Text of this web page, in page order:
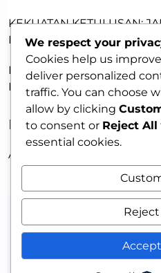
KEKUATAN KETULUSAN:
DAYA TARIK
PRIA MENARIK:
DENGAN KETULUSAN
RECENT COMMENTS
A WordPress Commenter
We respect your
Cookies help us
deliver personalized
traffic. You can choose
allow by clicking
to consent or Reject All
essential cookies.
Reject